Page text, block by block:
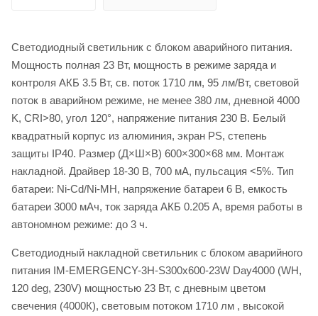
Светодиодный светильник с блоком аварийного питания.
Мощность полная 23 Вт, мощность в режиме заряда и
контроля АКБ 3.5 Вт, св. поток 1710 лм, 95 лм/Вт, световой
поток в аварийном режиме, не менее 380 лм, дневной 4000
K, CRI>80, угол 120°, напряжение питания 230 В. Белый
квадратный корпус из алюминия, экран PS, степень
защиты IP40. Размер (Д×Ш×В) 600×300×68 мм. Монтаж
накладной. Драйвер 18-30 В, 700 мА, пульсация <5%. Тип
батареи: Ni-Cd/Ni-MH, напряжение батареи 6 В, емкость
батареи 3000 мАч, ток заряда АКБ 0.205 А, время работы в
автономном режиме: до 3 ч.
Светодиодный накладной светильник с блоком аварийного
питания IM-EMERGENCY-3H-S300x600-23W Day4000 (WH,
120 deg, 230V) мощностью 23 Вт, с дневным цветом
свечения (4000К), световым потоком 1710 лм , высокой